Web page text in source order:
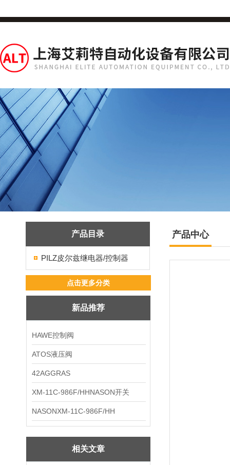
产品目录
PILZ皮尔兹继电器/控制器
点击更多分类
新品推荐
HAWE控制阀
ATOS液压阀
42AGGRAS
XM-11C-986F/HHNASON开关
NASONXM-11C-986F/HH
相关文章
产品中心